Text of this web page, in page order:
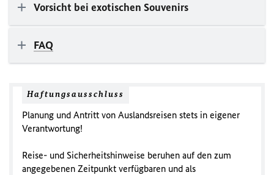
Vorsicht bei exotischen Souvenirs
FAQ
Haftungsausschluss
Planung und Antritt von Auslandsreisen stets in eigener
Verantwortung!
Reise- und Sicherheitshinweise beruhen auf den zum
angegebenen Zeitpunkt verfügbaren und als